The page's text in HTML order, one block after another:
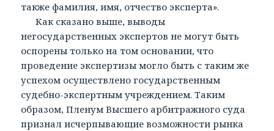
также фамилия, имя, отчество эксперта».
Как сказано выше, выводы
негосударственных экспертов не могут быть
оспорены только на том основании, что
проведение экспертизы могло быть с таким же
успехом осуществлено государственным
судебно-экспертным учреждением. Таким
образом, Пленум Высшего арбитражного суда
признал исчерпывающие возможности рынка